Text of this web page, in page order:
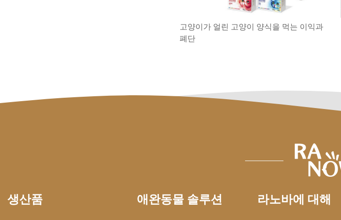
고양이가 얼린 고양이 양식을 먹는 이익과
폐단
생산품 애완동물 솔루션 라노바에 대해